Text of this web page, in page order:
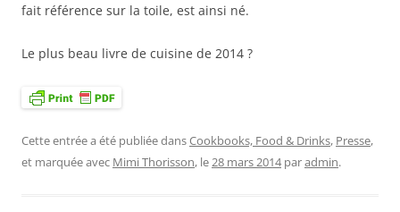
fait référence sur la toile, est ainsi né.
Le plus beau livre de cuisine de 2014 ?
Cette entrée a été publiée dansCookbooks, Food & Drinks, Presse,
et marquée avec Mimi Thorisson, le28 mars 2014 paradmin.